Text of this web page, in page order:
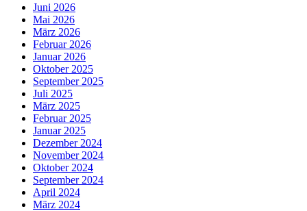
Juni 2026
Mai 2026
März 2026
Februar 2026
Januar 2026
Oktober 2025
September 2025
Juli 2025
März 2025
Februar 2025
Januar 2025
Dezember 2024
November 2024
Oktober 2024
September 2024
April 2024
März 2024